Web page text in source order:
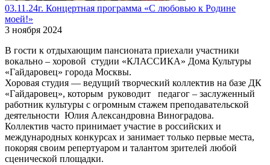
03.11.24г. Концертная программа «С любовью к Родине
моей!»
3 ноября 2024
В гости к отдыхающим пансионата приехали участники
вокально – хоровой студии «КЛАССИКА» Дома Культуры
«Гайдаровец» города Москвы.
Хоровая студия — ведущий творческий коллектив на базе ДК
«Гайдаровец», которым руководит педагог – заслуженный
работник культуры с огромным стажем преподавательской
деятельности Юлия Александровна Виноградова.
Коллектив часто принимает участие в российских и
международных конкурсах и занимает только первые места,
покоряя своим репертуаром и талантом зрителей любой
сценической площадки.